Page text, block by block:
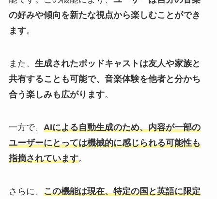
の好みや傾向を新たな視点から楽しむことができ
ます。
また、 生成されたポッドキャストは友人や家族と
共有することも可能で、音楽体験を他者と分かち
合う楽しみも広がります。
一方で、 AIによる自動生成のため、内容が一部の
ユーザーにとっては機械的に感じられる可能性も
指摘されています。
さらに、 この機能は現在、特定の国と英語に限定